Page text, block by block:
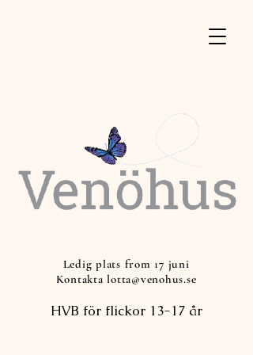
HVB för flickor 13-17 år
Ledig plats from 17 juni
Kontakta lotta@venohus.se